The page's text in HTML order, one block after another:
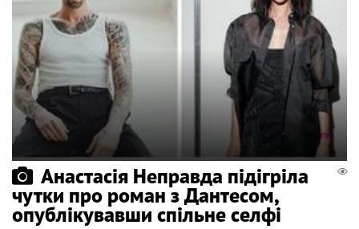
Анастасія Неправда підігріла
чутки про роман з Дантесом,
опублікувавши спільне селфі